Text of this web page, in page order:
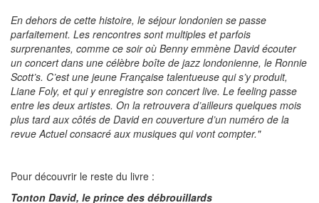
En dehors de cette histoire, le séjour londonien se passe
parfaitement. Les rencontres sont multiples et parfois
surprenantes, comme ce soir où Benny emmène David écouter
un concert dans une célèbre boîte de jazz londonienne, le Ronnie
Scott’s. C’est une jeune Française talentueuse qui s’y produit,
Liane Foly, et qui y enregistre son concert live. Le feeling passe
entre les deux artistes. On la retrouvera d’ailleurs quelques mois
plus tard aux côtés de David en couverture d’un numéro de la
revue Actuel consacré aux musiques qui vont compter."
Pour découvrir le reste du livre :
Tonton David, le prince des débrouillards